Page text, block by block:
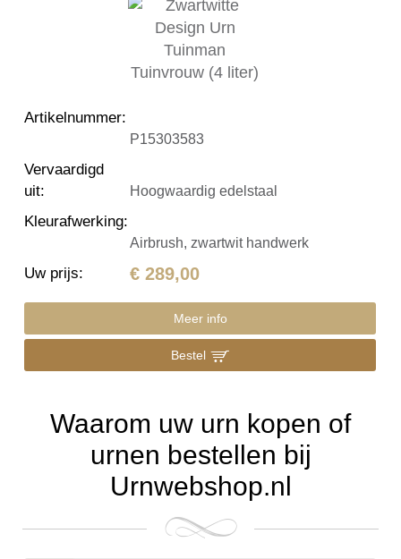
Artikelnummer:
P15303583
Vervaardigd
uit: Hoogwaardig edelstaal
Kleurafwerking:
Airbrush, zwartwit handwerk
Uw prijs: € 289,00
Meer info
Bestel
Waarom uw urn kopen of
urnen bestellen bij
Urnwebshop.nl